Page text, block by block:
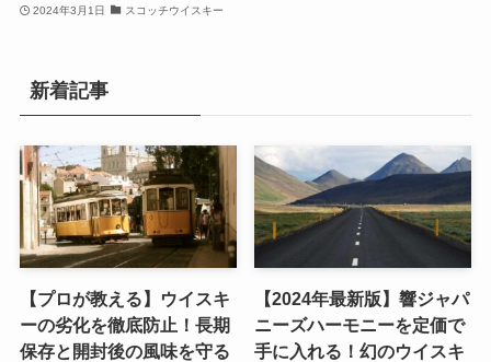
2024年3月1日 スコッチウイスキー
新着記事
【プロが教える】ウイスキ
ーの劣化を徹底防止！長期
保存と開封後の風味を守る
【2024年最新版】響ジャパ
ニーズハーモニーを定価で
手に入れる！幻のウイスキ